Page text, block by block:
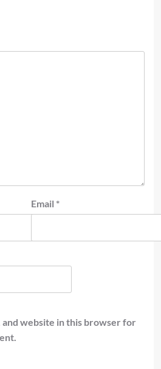
Email *
and website in this browser for